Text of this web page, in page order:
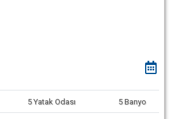
5 Yatak Odası 5 Banyo